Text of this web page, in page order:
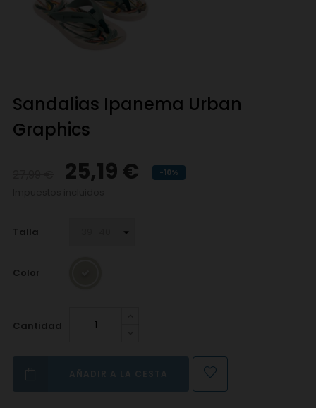
Sandalias Ipanema Urban
Graphics
25,19 € -10%
Talla
Color
Cantidad